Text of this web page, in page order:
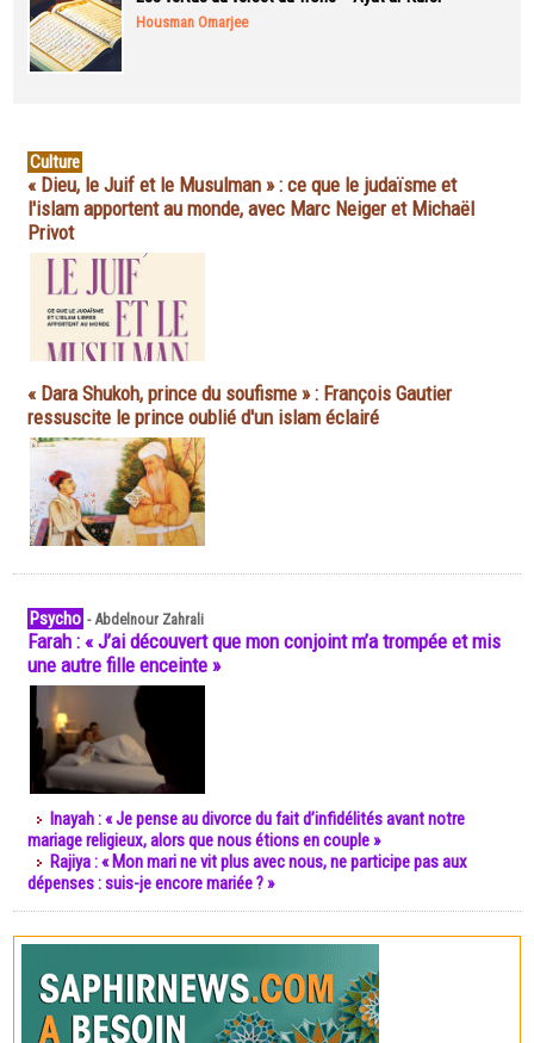
Housman Omarjee
Culture
« Dieu, le Juif et le Musulman » : ce que le judaïsme et
l'islam apportent au monde, avec Marc Neiger et Michaël
Privot
« Dara Shukoh, prince du soufisme » : François Gautier
ressuscite le prince oublié d'un islam éclairé
Psycho -Abdelnour Zahrali
Farah : « J’ai découvert que mon conjoint m’a trompée et mis
une autre fille enceinte »
Inayah : « Je pense au divorce du fait d’infidélités avant notre
mariage religieux, alors que nous étions en couple »
Rajiya : « Mon mari ne vit plus avec nous, ne participe pas aux
dépenses : suis-je encore mariée ? »